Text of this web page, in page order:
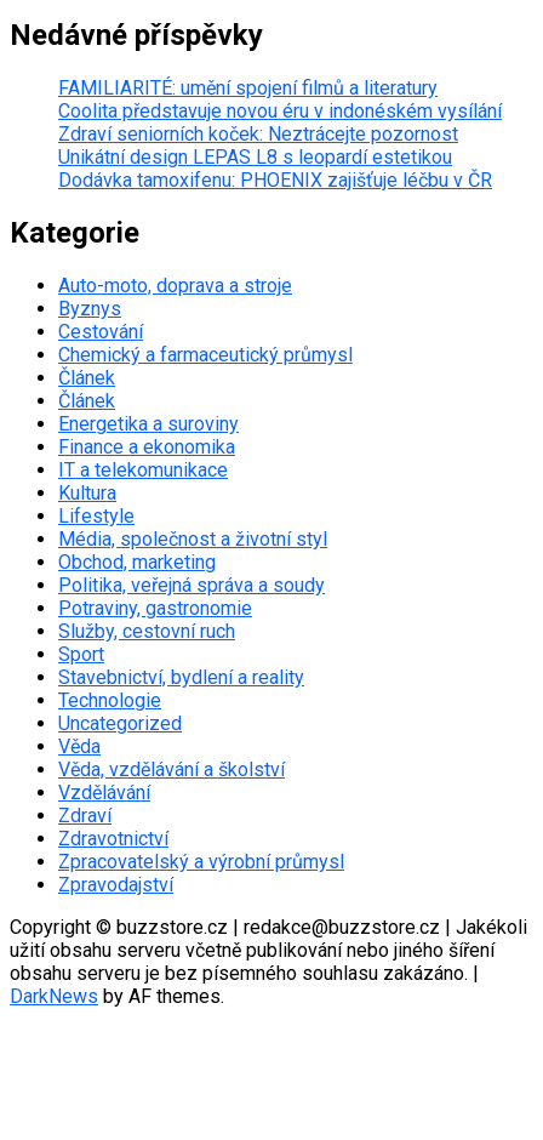
Nedávné příspěvky
FAMILIARITÉ: umění spojení filmů a literatury
Coolita představuje novou éru v indonéském vysílání
Zdraví seniorních koček: Neztrácejte pozornost
Unikátní design LEPAS L8 s leopardí estetikou
Dodávka tamoxifenu: PHOENIX zajišťuje léčbu v ČR
Kategorie
Auto-moto, doprava a stroje
Byznys
Cestování
Chemický a farmaceutický průmysl
Článek
Článek
Energetika a suroviny
Finance a ekonomika
IT a telekomunikace
Kultura
Lifestyle
Média, společnost a životní styl
Obchod, marketing
Politika, veřejná správa a soudy
Potraviny, gastronomie
Služby, cestovní ruch
Sport
Stavebnictví, bydlení a reality
Technologie
Uncategorized
Věda
Věda, vzdělávání a školství
Vzdělávání
Zdraví
Zdravotnictví
Zpracovatelský a výrobní průmysl
Zpravodajství
Copyright © buzzstore.cz | redakce@buzzstore.cz | Jakékoli
užití obsahu serveru včetně publikování nebo jiného šíření
obsahu serveru je bez písemného souhlasu zakázáno.
DarkNews by AF themes.